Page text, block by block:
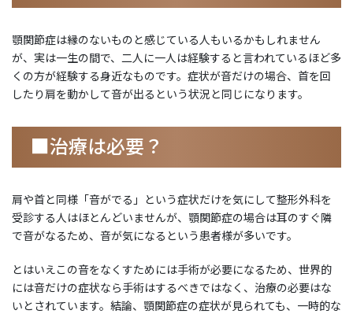
顎関節症は縁のないものと感じている人もいるかもしれません
が、実は一生の間で、二人に一人は経験すると言われているほど多
くの方が経験する身近なものです。症状が音だけの場合、首を回
したり肩を動かして音が出るという状況と同じになります。
■治療は必要？
肩や首と同様「音がでる」という症状だけを気にして整形外科を
受診する人はほとんどいませんが、顎関節症の場合は耳のすぐ隣
で音がなるため、音が気になるという患者様が多いです。
とはいえこの音をなくすためには手術が必要になるため、世界的
には音だけの症状なら手術はするべきではなく、治療の必要はな
いとされています。結論、顎関節症の症状が見られても、一時的な